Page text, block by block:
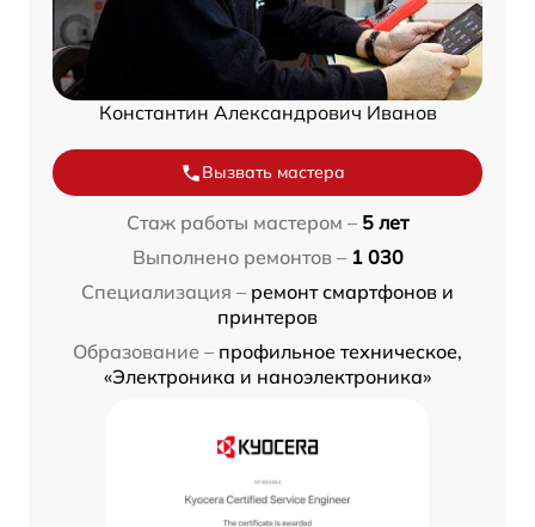
Константин Александрович Иванов
Вызвать мастера
Стаж работы мастером – 5 лет
Выполнено ремонтов – 1 030
Специализация – ремонт смартфонов и
принтеров
Образование – профильное техническое,
«Электроника и наноэлектроника»